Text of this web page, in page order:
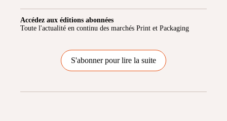
Accédez aux éditions abonnées
Toute l'actualité en continu des marchés Print et Packaging
S'abonner pour lire la suite